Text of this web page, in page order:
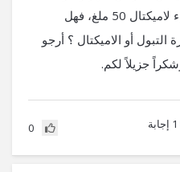
دواء الريسبردال 3 – 4 ملغ ودواء لاميكتال 50 ملغ، فهل
أو الاميكتال ؟ أرجو
جزيلاً لكم.
1 إجابة 0